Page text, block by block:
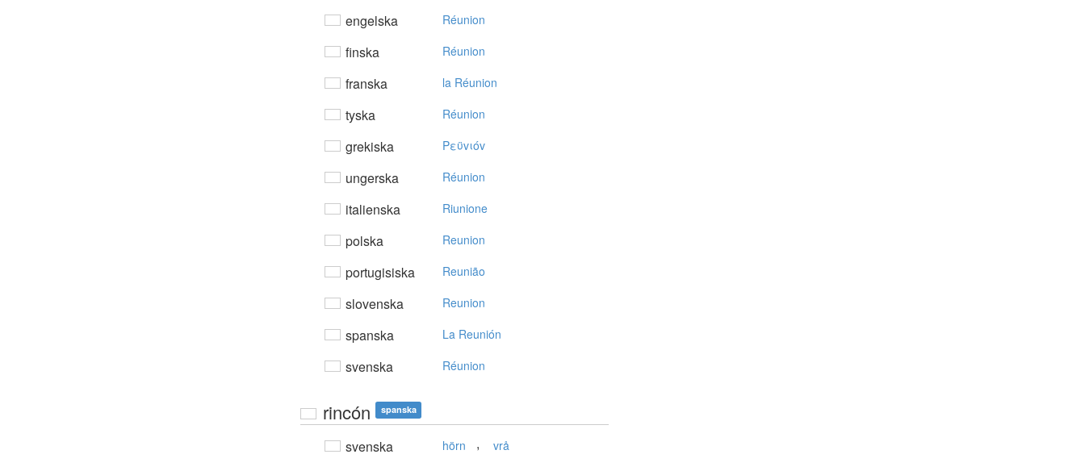
engelska Réunion
finska Réunion
franska la Réunion
tyska Réunion
grekiska Pεϋvιόv
ungerska Réunion
italienska Riunione
polska Reunion
portugisiska Reunião
slovenska Reunion
spanska La Reunión
svenska Réunion
rincón spanska
svenska hörn , vrå